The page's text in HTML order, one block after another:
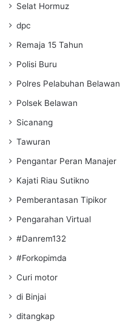
Selat Hormuz
dpc
Remaja 15 Tahun
Polisi Buru
Polres Pelabuhan Belawan
Polsek Belawan
Sicanang
Tawuran
Pengantar Peran Manajer
Kajati Riau Sutikno
Pemberantasan Tipikor
Pengarahan Virtual
#Danrem132
#Forkopimda
Curi motor
di Binjai
ditangkap